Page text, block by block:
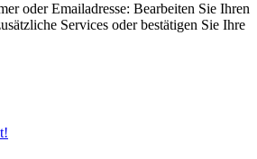
oder Emailadresse: Bearbeiten Sie Ihren
Services oder bestätigen Sie Ihre